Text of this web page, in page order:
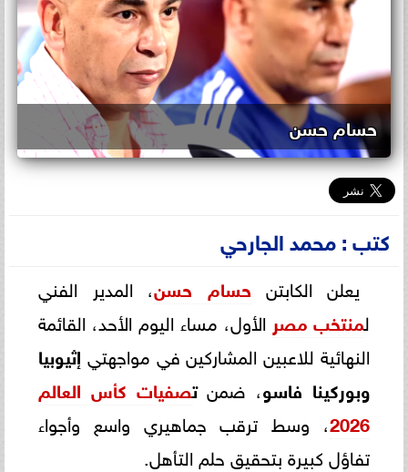
حسام حسن
كتب : محمد الجارحي
يعلن الكابتن حسام حسن، المدير الفني
لمنتخب مصر الأول، مساء اليوم الأحد، القائمة
النهائية للاعبين المشاركين في مواجهتي إثيوبيا
وبوركينا فاسو، ضمنتصفيات كأس العالم
2026، وسط ترقب جماهيري واسع وأجواء
تفاؤل كبيرة بتحقيق حلم التأهل.